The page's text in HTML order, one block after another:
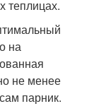
теплицах.
на
не менее
парник.